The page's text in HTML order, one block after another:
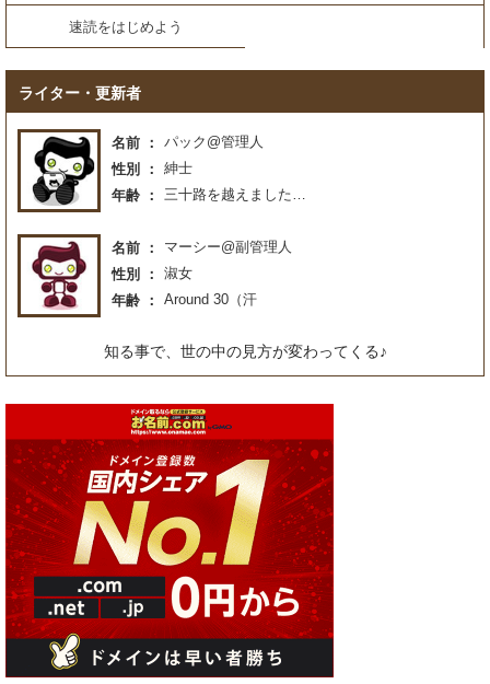
速読をはじめよう
ライター・更新者
名前
パック@管理人
性別
紳士
年齢
三十路を越えました…
名前
マーシー@副管理人
性別
淑女
年齢
Around 30（汗
知る事で、世の中の見方が変わってくる♪